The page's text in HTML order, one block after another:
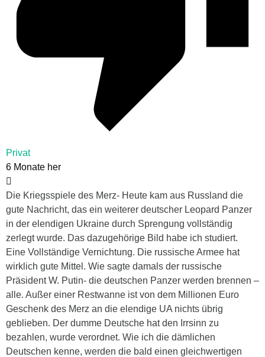
Privat
6 Monate her
Die Kriegsspiele des Merz- Heute kam aus Russland die
gute Nachricht, das ein weiterer deutscher Leopard Panzer
in der elendigen Ukraine durch Sprengung vollständig
zerlegt wurde. Das dazugehörige Bild habe ich studiert.
Eine Vollständige Vernichtung. Die russische Armee hat
wirklich gute Mittel. Wie sagte damals der russische
Präsident W. Putin- die deutschen Panzer werden brennen –
alle. Außer einer Restwanne ist von dem Millionen Euro
Geschenk des Merz an die elendige UA nichts übrig
geblieben. Der dumme Deutsche hat den Irrsinn zu
bezahlen, wurde verordnet. Wie ich die dämlichen
Deutschen kenne, werden die bald einen gleichwertigen